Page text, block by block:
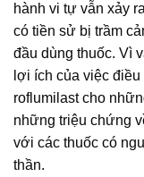
hành vi tự vẫn xảy
có tiền sử bị trầm
đầu dùng thuốc. Vì
lợi ích của việc
roflumilast cho
những triệu chứng
với các thuốc có
thần.